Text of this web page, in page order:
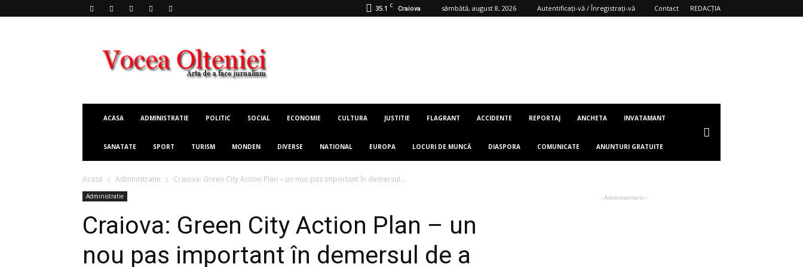
35.1 C Craiova sâmbătă, august 8, 2026 Autentificați-vă / Înregistrați-vă Contact REDACȚIA
Olteniei
ACASA ADMINISTRATIE POLITIC SOCIAL ECONOMIE CULTURA JUSTITIE FLAGRANT ACCIDENTE REPORTAJ ANCHETA INVATAMANT
SANATATE SPORT TURISM MONDEN DIVERSE NATIONAL EUROPA LOCURI DE MUNCĂ DIASPORA COMUNICATE ANUNTURI GRATUITE
Acasă Administratie Craiova: Green City Action Plan – un nou pas important în demersul...
Administratie
Craiova: Green City Action Plan – un
nou pas important în demersul de a
- Advertisement -